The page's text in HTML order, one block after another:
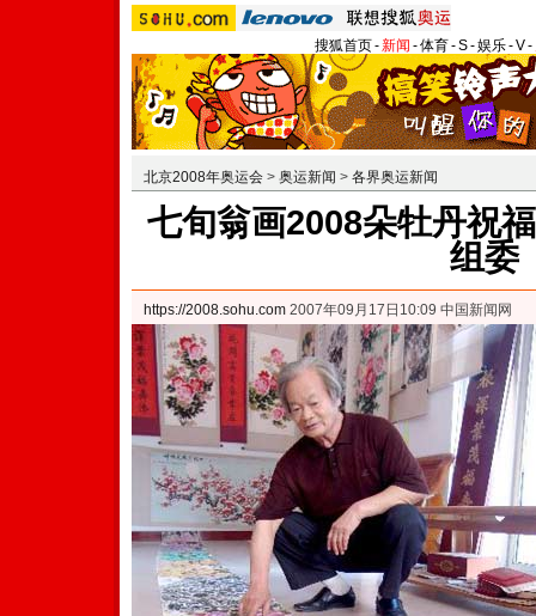
搜狐首页-新闻 -体育-S-娱乐-V-
北京2008年奥运会 > 奥运新闻 > 各界奥运新闻
七旬翁画2008朵牡丹祝
组委
https://2008.sohu.com 2007年09月17日10:09 中国新闻网